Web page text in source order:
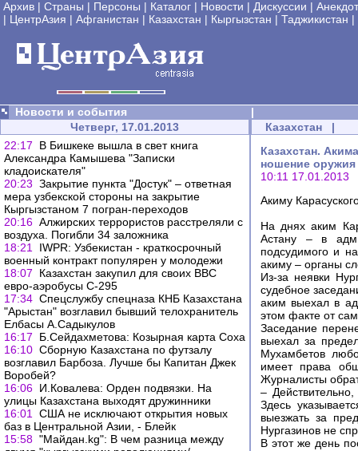
Архив | Страны | Персоны | Каталог | Новости | Дискуссии |
| ЦентрАзия | Афганистан | Казахстан | Кыргызстан | Таджикистан |
Новости и события
|
Четверг, 17.01.2013
22:17
В Бишкеке вышла в свет книга
Александра Камышева "Записки
кладоискателя"
20:23 Закрытие пункта "Достук" – ответная
мера узбекской стороны на закрытие
Кыргызстаном 7 погран-переходов
20:16 Алжирских террористов расстреляли с
воздуха. Погибли 34 заложника
18:21
IWPR: Узбекистан - краткосрочный
военный контракт популярен у молодежи
18:07
Казахстан закупил для своих ВВС
евро-аэробусы С-295
17:34 Спецслужбу спецназа КНБ Казахстана
"Арыстан" возглавил бывший телохранитель
Елбасы А.Садыкулов
16:17
Б.Сейдахметова: Козырная карта Соха
16:10 Сборную Казахстана по футзалу
возглавил Барбоза. Лучше бы Капитан Джек
Воробей?
16:06 И.Ковалева: Орден подвязки. На
улицы Казахстана выходят дружинники
16:01
США не исключают открытия новых
баз в Центральной Азии, - Блейк
15:58 "Майдан.kg": В чем разница между
Казахстан |
Казахстан.
ношение оружия
10:11 17.01.2013
Акиму
На днях аким
Астану – в
подсудимого и
акиму – органы
Из-за неявки
судебное
аким выехал в
этом факте от
Заседание
выехал за
Мухамбетов
имеет права
Журналисты
–
Здесь
выезжать за
Нургазинов не
В этот же день